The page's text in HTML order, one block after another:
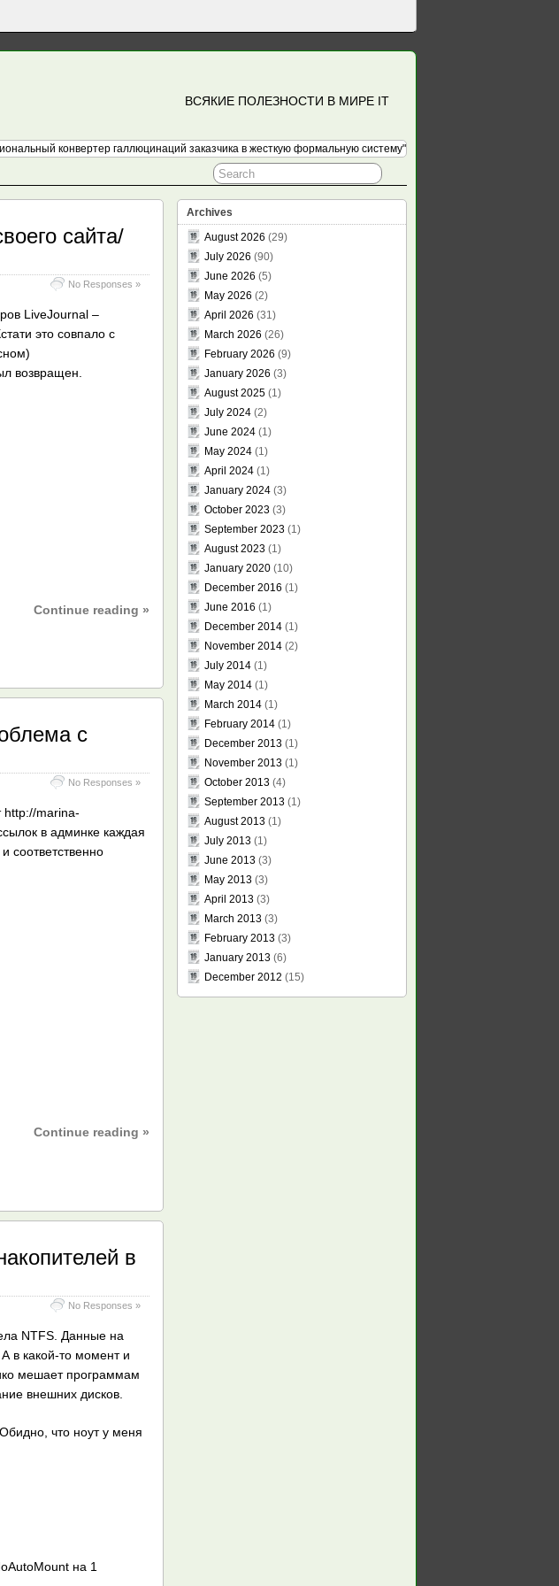
ВСЯКИЕ ПОЛЕЗНОСТИ В МИРЕ IT
конвертер галлюцинаций заказчика в жесткую формальную систему"
сайта/
No Responses »
LiveJournal –
это совпало с
возвращен.
Continue reading »
с
No Responses »
http://marina-
в админке каждая
соответственно
Continue reading »
в
No Responses »
NTFS. Данные на
в какой-то момент и
мешает программам
внешних дисков.
что ноут у меня
на 1
Archives
August 2026 (29)
July 2026 (90)
June 2026 (5)
May 2026 (2)
April 2026 (31)
March 2026 (26)
February 2026 (9)
January 2026 (3)
August 2025 (1)
July 2024 (2)
June 2024 (1)
May 2024 (1)
April 2024 (1)
January 2024 (3)
October 2023 (3)
September 2023 (1)
August 2023 (1)
January 2020 (10)
December 2016 (1)
June 2016 (1)
December 2014 (1)
November 2014 (2)
July 2014 (1)
May 2014 (1)
March 2014 (1)
February 2014 (1)
December 2013 (1)
November 2013 (1)
October 2013 (4)
September 2013 (1)
August 2013 (1)
July 2013 (1)
June 2013 (3)
May 2013 (3)
April 2013 (3)
March 2013 (3)
February 2013 (3)
January 2013 (6)
December 2012 (15)